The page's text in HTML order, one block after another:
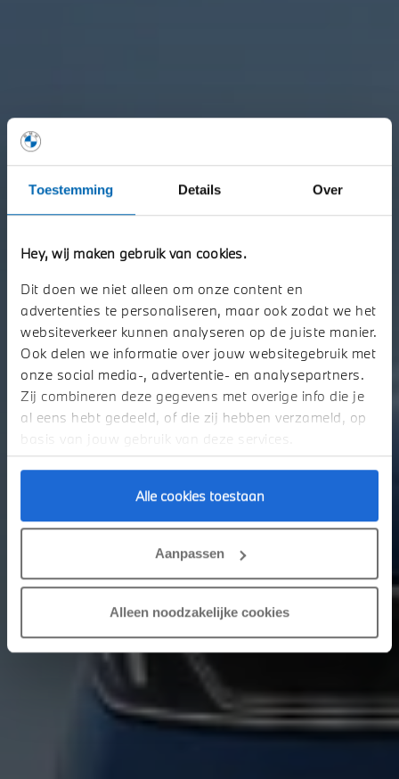
Toestemming Details Over
Hey, wij maken gebruik van cookies.
Dit doen we niet alleen om onze content en
advertenties te personaliseren, maar ook zodat we het
websiteverkeer kunnen analyseren op de juiste manier.
Ook delen we informatie over jouw websitegebruik met
onze social media-, advertentie- en analysepartners.
Zij combineren deze gegevens met overige info die je
al eens hebt gedeeld, of die zij hebben verzameld, op
basis van jouw gebruik van deze services.
Alle cookies toestaan
Aanpassen
Alleen noodzakelijke cookies
WELKOM BIJ STORY BMW.
De nieuwe BMW i3 Sedan. Vanaf nu te bestellen als First Edition.
Plan uw onderhoud
Nieuwe BMW i3 Sedan First Edition